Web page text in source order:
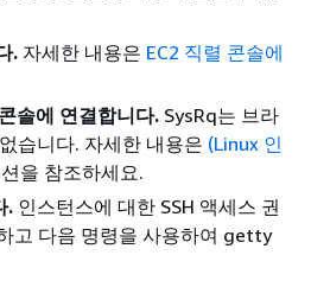
. 자세한 내용은 EC2 직렬 콘솔에
솔에 연결합니다. SysRq는 브라
습니다. 자세한 내용은 (Linux 인
을 참조하세요.
. 인스턴스에 대한 SSH 액세스 권
고 다음 명령을 사용하여 getty